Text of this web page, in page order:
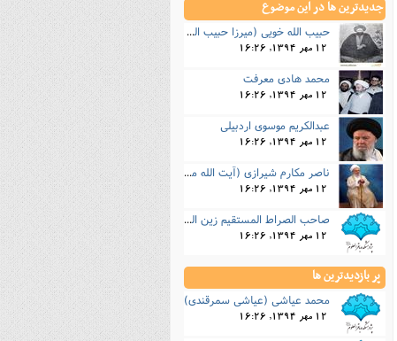
جدیدترین ها در این موضوع
حبیب الله خویی (میرزا حبیب الله خویی)
12 مهر 1394, 16:26
محمد هادی معرفت
12 مهر 1394, 16:26
عبدالکریم موسوی اردبیلی
12 مهر 1394, 16:26
ناصر مکارم شیرازی (آیت الله مکارم شیرازی)
12 مهر 1394, 16:26
صاحب الصراط المستقیم زین الدین ابو محمد بیاضی
12 مهر 1394, 16:26
پر بازدیدترین ها
محمد عیاشی (عیاشی سمرقندی)
12 مهر 1394, 16:26